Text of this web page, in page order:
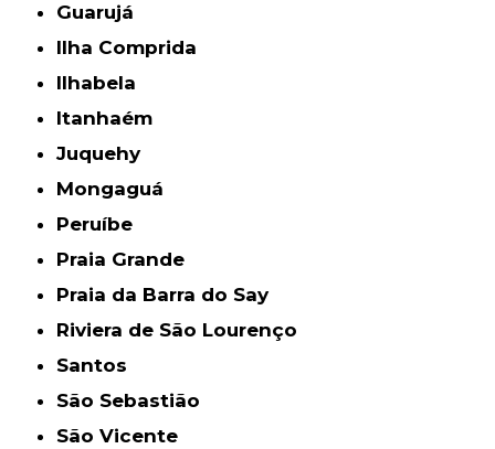
Guarujá
Ilha Comprida
Ilhabela
Itanhaém
Juquehy
Mongaguá
Peruíbe
Praia Grande
Praia da Barra do Say
Riviera de São Lourenço
Santos
São Sebastião
São Vicente